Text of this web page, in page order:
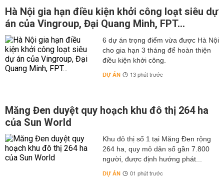
Hà Nội gia hạn điều kiện khởi công loạt siêu dự
án của Vingroup, Đại Quang Minh, FPT...
6 dự án trọng điểm vừa được Hà Nội
cho gia hạn 3 tháng để hoàn thiện
điều kiện khởi công.
DỰ ÁN 13 phút trước
Măng Đen duyệt quy hoạch khu đô thị 264 ha
của Sun World
Khu đô thị số 1 tại Măng Đen rộng
264 ha, quy mô dân số gần 7.800
người, được định hướng phát...
DỰ ÁN 01 phút trước